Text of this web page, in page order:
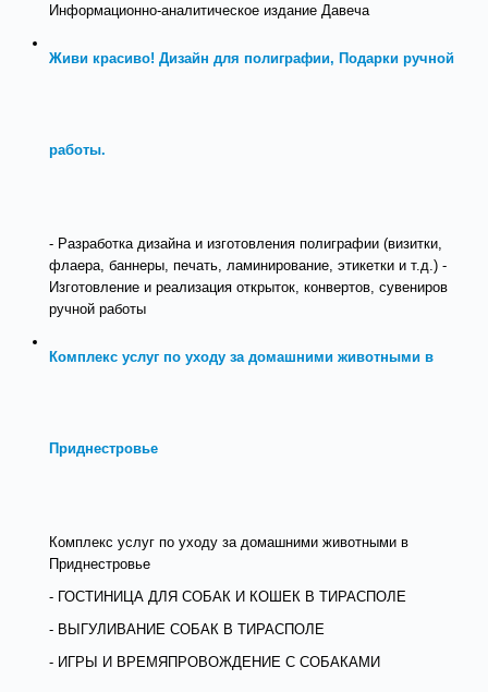
Информационно-аналитическое издание Давеча
Живи красиво! Дизайн для полиграфии, Подарки ручной
работы.
- Разработка дизайна и изготовления полиграфии (визитки,
флаера, баннеры, печать, ламинирование, этикетки и т.д.) -
Изготовление и реализация открыток, конвертов, сувениров
ручной работы
Комплекс услуг по уходу за домашними животными в
Приднестровье
Комплекс услуг по уходу за домашними животными в
Приднестровье
- ГОСТИНИЦА ДЛЯ СОБАК И КОШЕК В ТИРАСПОЛЕ
- ВЫГУЛИВАНИЕ СОБАК В ТИРАСПОЛЕ
- ИГРЫ И ВРЕМЯПРОВОЖДЕНИЕ С СОБАКАМИ